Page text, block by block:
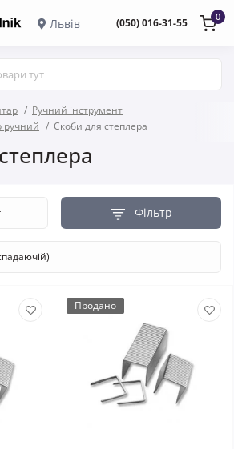
Львів (050) 016-31-55 0
Ручний інструмент
ручний
Скоби для степлера
Фільтр
Продано